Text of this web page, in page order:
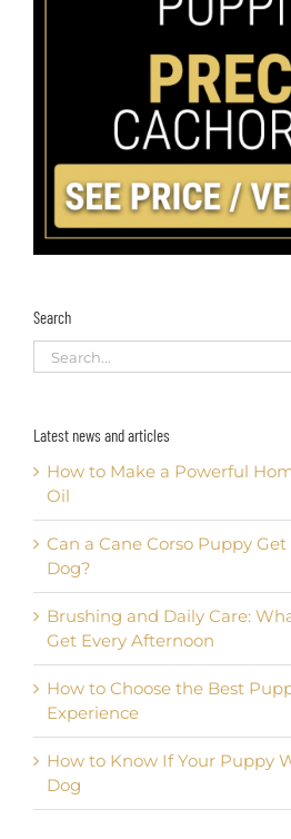
Search
Search
for:
Latest news and articles
How to Make a Powerful
Oil
Can a Cane Corso Puppy
Dog?
Brushing and Daily Care:
Get Every Afternoon
How to Choose the Best
Experience
How to Know If Your Puppy
Dog